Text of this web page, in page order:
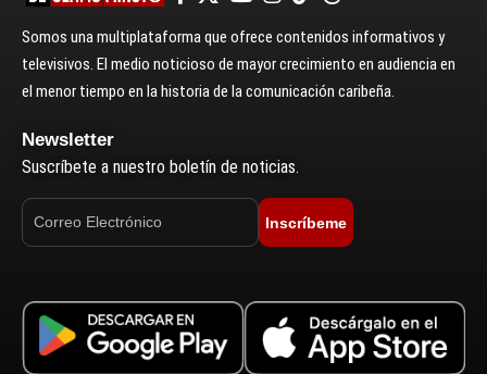
Somos una multiplataforma que ofrece contenidos informativos y
televisivos. El medio noticioso de mayor crecimiento en audiencia en
el menor tiempo en la historia de la comunicación caribeña.
Newsletter
Suscríbete a nuestro boletín de noticias.
Inscríbeme